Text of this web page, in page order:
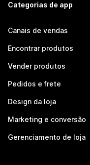
Categorias de app
Canais de vendas
Encontrar produtos
Vender produtos
Pedidos e frete
Design da loja
Marketing e conversão
Gerenciamento de loja